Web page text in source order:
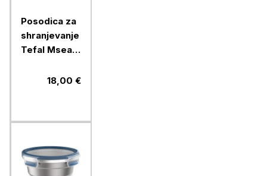
Posodica za
shranjevanje
Tefal Mseal
ml, modra
18,00 €